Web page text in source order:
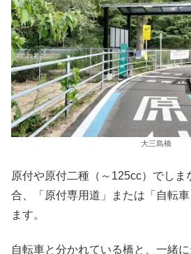
大三島橋
原付や原付二種（～125cc）でし
合、「原付専用道」または「自転
ます。
自転車と分かれている橋と、一緒